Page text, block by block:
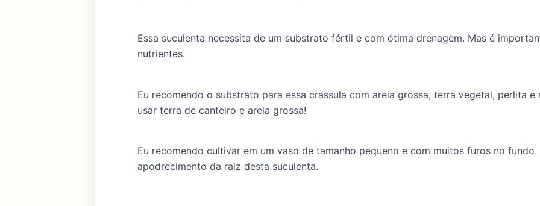
Essa suculenta necessita de um substrato fértil e com ótima drenagem. Mas é
nutrientes.
Eu recomendo o substrato para essa crassula com areia grossa, terra vegetal, perlita
usar terra de canteiro e areia grossa!
Eu recomendo cultivar em um vaso de tamanho pequeno e com muitos furos no
apodrecimento da raiz desta suculenta.